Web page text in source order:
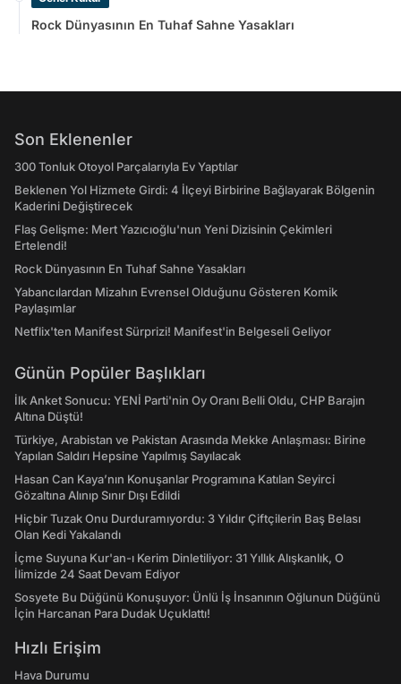
Rock Dünyasının En Tuhaf Sahne Yasakları
Son Eklenenler
300 Tonluk Otoyol Parçalarıyla Ev Yaptılar
Beklenen Yol Hizmete Girdi: 4 İlçeyi Birbirine Bağlayarak Bölgenin
Kaderini Değiştirecek
Flaş Gelişme: Mert Yazıcıoğlu'nun Yeni Dizisinin Çekimleri
Ertelendi!
Rock Dünyasının En Tuhaf Sahne Yasakları
Yabancılardan Mizahın Evrensel Olduğunu Gösteren Komik
Paylaşımlar
Netflix'ten Manifest Sürprizi! Manifest'in Belgeseli Geliyor
Günün Popüler Başlıkları
İlk Anket Sonucu: YENİ Parti'nin Oy Oranı Belli Oldu, CHP Barajın
Altına Düştü!
Türkiye, Arabistan ve Pakistan Arasında Mekke Anlaşması: Birine
Yapılan Saldırı Hepsine Yapılmış Sayılacak
Hasan Can Kaya’nın Konuşanlar Programına Katılan Seyirci
Gözaltına Alınıp Sınır Dışı Edildi
Hiçbir Tuzak Onu Durduramıyordu: 3 Yıldır Çiftçilerin Baş Belası
Olan Kedi Yakalandı
İçme Suyuna Kur'an-ı Kerim Dinletiliyor: 31 Yıllık Alışkanlık, O
İlimizde 24 Saat Devam Ediyor
Sosyete Bu Düğünü Konuşuyor: Ünlü İş İnsanının Oğlunun Düğünü
İçin Harcanan Para Dudak Uçuklattı!
Hızlı Erişim
Hava Durumu